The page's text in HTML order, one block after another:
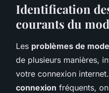
Identification
courants du
Les problèmes de
de plusieurs manières,
votre connexion
connexion fréquents,